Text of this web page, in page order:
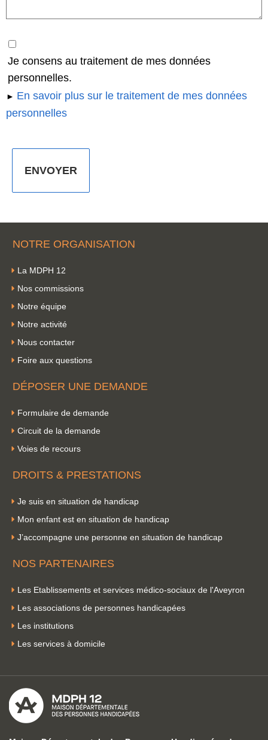
Je consens au traitement de mes données
personnelles.
En savoir plus sur le traitement de mes données
personnelles
NOTRE ORGANISATION
La MDPH 12
Nos commissions
Notre équipe
Notre activité
Nous contacter
Foire aux questions
DÉPOSER UNE DEMANDE
Formulaire de demande
Circuit de la demande
Voies de recours
DROITS & PRESTATIONS
Je suis en situation de handicap
Mon enfant est en situation de handicap
J’accompagne une personne en situation de handicap
NOS PARTENAIRES
Les Etablissements et services médico-sociaux de l'Aveyron
Les associations de personnes handicapées
Les institutions
Les services à domicile